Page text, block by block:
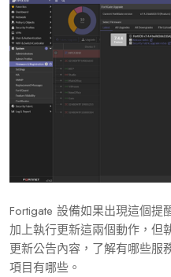
Fortigate 設備如果出現這個
加上執行更新這兩個動作，但
更新公告內容，了解有哪些服
項目有哪些。